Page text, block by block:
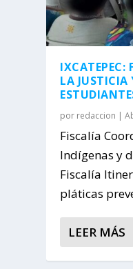
IXCATEPEC:
LA JUSTICIA
por redaccion |
Fiscalía
Indígenas y
Fiscalía
pláticas
LEER MÁS